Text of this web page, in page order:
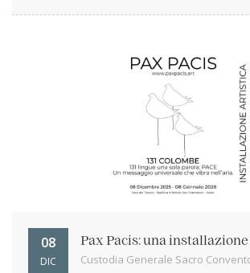
08
DIC
Pax Pacis: una
Custodia Generale Sacro